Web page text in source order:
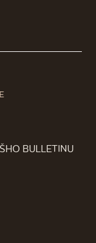
BULLETINU